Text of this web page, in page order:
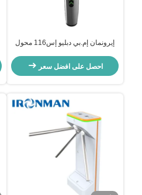
إيرونمان إم.بي دبليو إس116 محول
احصل على افضل سعر